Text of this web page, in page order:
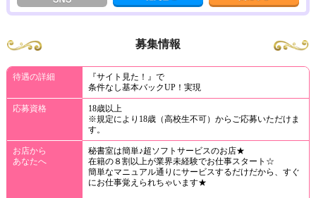
募集情報
待遇の詳細
『サイト見た！』で
条件なし基本バックUP！実現
応募資格
18歳以上
※規定により18歳（高校生不可）からご応募いただけま
す。
お店から
あなたへ
秘書室は簡単♪超ソフトサービスのお店★
在籍の８割以上が業界未経験でお仕事スタート☆
簡単なマニュアル通りにサービスするだけだから、すぐ
にお仕事覚えられちゃいます★